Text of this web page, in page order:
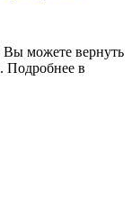
Вы можете вернуть
Подробнее в